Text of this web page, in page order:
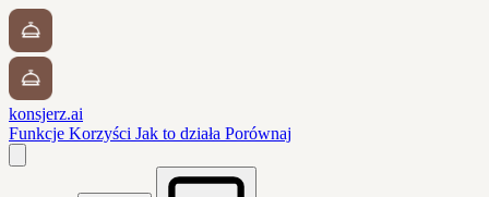
konsjerz.ai
Funkcje Korzyści Jak to działa Porównaj